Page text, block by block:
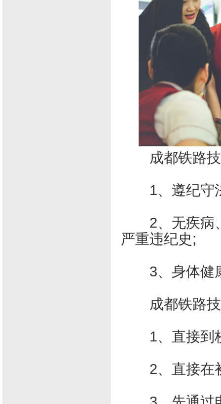
成都铁路技
1、遵纪守法
2、无疾病、
严重违纪史;
3、身体健康
成都铁路技
1、直接到
2、直接在初